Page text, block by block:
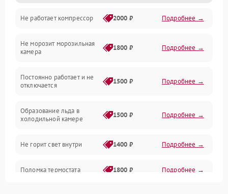
Электропитание
Дренаж
Не работает компрессор 2000 ₽ Подробнее →
Не морозит морозильная
камера
1800 ₽ Подробнее →
Постоянно работает и не
отключается
1500 ₽ Подробнее →
Образование льда в
холодильной камере
1500 ₽ Подробнее →
Не горит свет внутри 1400 ₽ Подробнее →
Поломка термостата 1800 ₽ Подробнее →